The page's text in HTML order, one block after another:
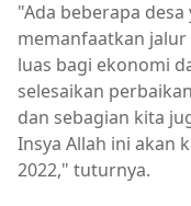
"Ada beberapa
memanfaatkan
luas bagi ekonomi
selesaikan
dan sebagian kita
Insya Allah ini akan
2022," tuturnya.